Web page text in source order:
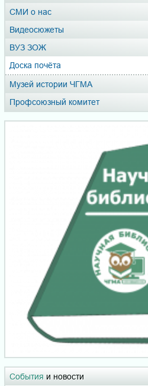
СМИ о нас
Видеосюжеты
ВУЗ ЗОЖ
Доска почёта
Музей истории ЧГМА
Профсоюзный комитет
События и новости